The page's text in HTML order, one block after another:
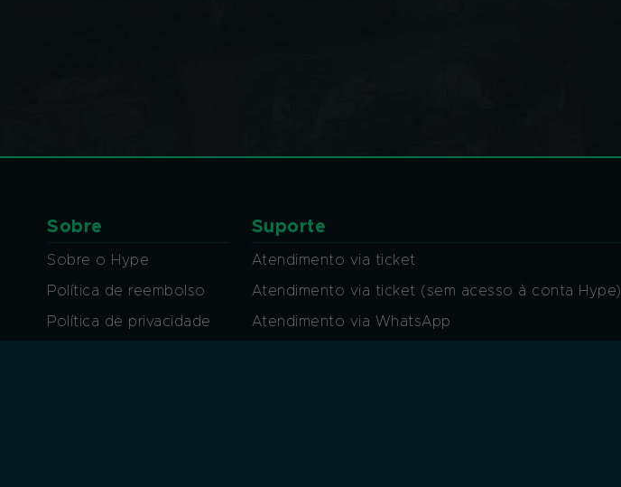
Sobre
Sobre o Hype
Política de reembolso
Política de privacidade
Suporte
Atendimento via ticket
Atendimento via ticket (sem acesso à conta Hype)
Atendimento via WhatsApp